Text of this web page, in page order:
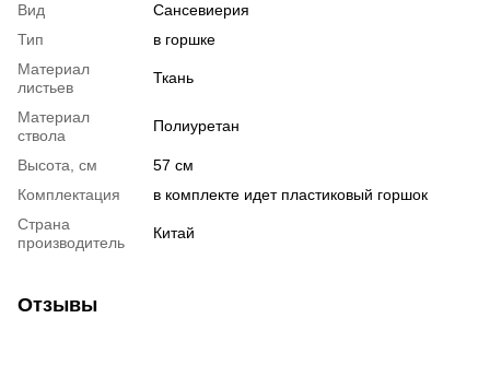
Вид
Сансевиерия
Тип
в горшке
Материал
листьев
Ткань
Материал
ствола
Полиуретан
Высота, см
57 см
Комплектация
в комплекте идет пластиковый горшок
Страна
производитель
Китай
Отзывы